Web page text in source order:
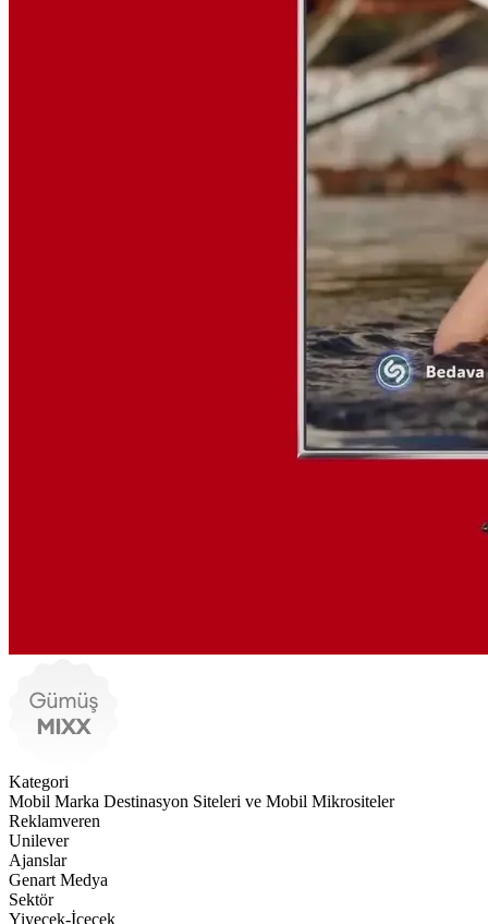
Kategori
Mobil Marka Destinasyon Siteleri ve Mobil Mikrositeler
Reklamveren
Unilever
Ajanslar
Genart Medya
Sektör
Yiyecek-İçecek